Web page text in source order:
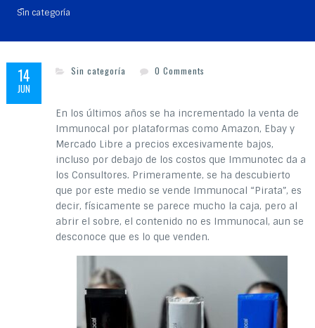
Sin categoría
14
JUN
Sin categoría 0 Comments
En los últimos años se ha incrementado la venta de
Immunocal por plataformas como Amazon, Ebay y
Mercado Libre a precios excesivamente bajos,
incluso por debajo de los costos que Immunotec da a
los Consultores. Primeramente, se ha descubierto
que por este medio se vende Immunocal “Pirata”, es
decir, físicamente se parece mucho la caja, pero al
abrir el sobre, el contenido no es Immunocal, aun se
desconoce que es lo que venden.